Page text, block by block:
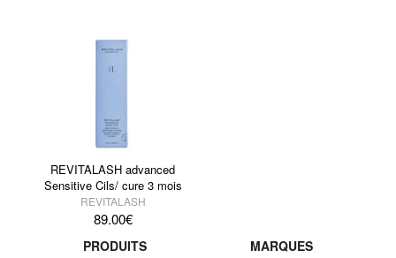
REVITALASH advanced
Sensitive Cils/ cure 3 mois
REVITALASH
89.00€
PRODUITS
MARQUES